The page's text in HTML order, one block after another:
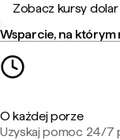
Zobacz kursy
Wsparcie, na
O każdej porze
Uzyskaj pomoc 24/7